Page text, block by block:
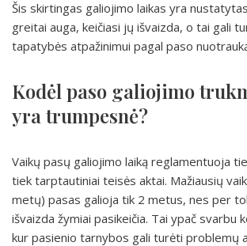
Šis skirtingas galiojimo laikas yra
greitai auga, keičiasi jų išvaizda, o tai gali
tapatybės atpažinimui pagal paso
Kodėl paso galiojimo
yra trumpesnė?
Vaikų pasų galiojimo laiką reglamentuoja
tiek tarptautiniai teisės aktai. Mažiausių
metų) pasas galioja tik 2 metus, nes per
išvaizda žymiai pasikeičia. Tai ypač svarbu
kur pasienio tarnybos gali turėti problemų